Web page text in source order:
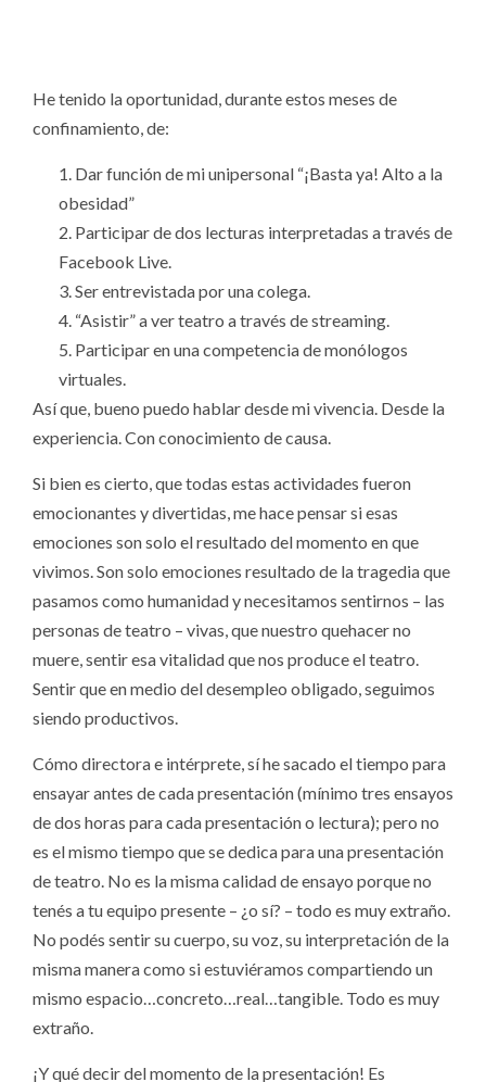
He tenido la oportunidad, durante estos meses de
confinamiento, de:
1. Dar función de mi unipersonal “¡Basta ya! Alto a la
obesidad”
2. Participar de dos lecturas interpretadas a través de
Facebook Live.
3. Ser entrevistada por una colega.
4. “Asistir” a ver teatro a través de streaming.
5. Participar en una competencia de monólogos
virtuales.
Así que, bueno puedo hablar desde mi vivencia. Desde la
experiencia. Con conocimiento de causa.
Si bien es cierto, que todas estas actividades fueron
emocionantes y divertidas, me hace pensar si esas
emociones son solo el resultado del momento en que
vivimos. Son solo emociones resultado de la tragedia que
pasamos como humanidad y necesitamos sentirnos – las
personas de teatro – vivas, que nuestro quehacer no
muere, sentir esa vitalidad que nos produce el teatro.
Sentir que en medio del desempleo obligado, seguimos
siendo productivos.
Cómo directora e intérprete, sí he sacado el tiempo para
ensayar antes de cada presentación (mínimo tres ensayos
de dos horas para cada presentación o lectura); pero no
es el mismo tiempo que se dedica para una presentación
de teatro. No es la misma calidad de ensayo porque no
tenés a tu equipo presente – ¿o sí? – todo es muy extraño.
No podés sentir su cuerpo, su voz, su interpretación de la
misma manera como si estuviéramos compartiendo un
mismo espacio…concreto…real…tangible. Todo es muy
extraño.
¡Y qué decir del momento de la presentación! Es